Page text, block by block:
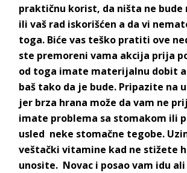
praktičnu korist, da ništa ne bude
ili vaš rad iskorišćen a da vi
toga. Biće vas teško pratiti ove
ste premoreni vama akcija prija
od toga imate materijalnu dobit
baš tako da je bude. Pripazite na
jer brza hrana može da vam ne
imate problema sa stomakom ili
usled neke stomačne tegobe.
veštački vitamine kad ne stižete
unosite. Novac i posao vam idu ali